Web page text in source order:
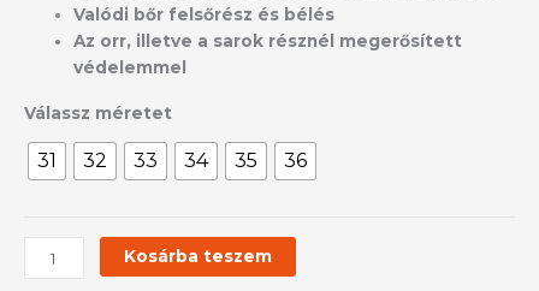
Valódi bőr felsőrész és bélés
Az orr, illetve a sarok résznél megerősített
védelemmel
Válassz méretet
31 32 33 34 35 36
Kosárba teszem